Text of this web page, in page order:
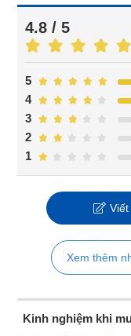
4.8 / 5
1
2
3
4
5
Xem thêm
Kinh nghiệm khi